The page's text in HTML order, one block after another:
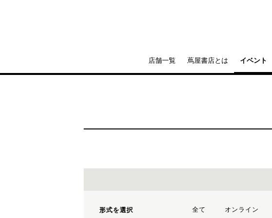
店舗一覧 蔦屋書店とは イベント
形式を選択 全て オンライン